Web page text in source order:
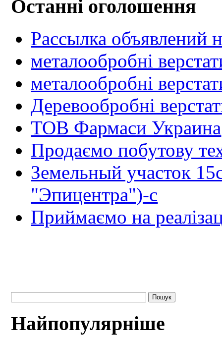
Останні оголошення
Рассылка объявлений
металообробні
металообробні
Деревообробні
ТОВ Фармаси Украина
Продаємо побутову
Земельный участок
"Эпицентра")-с
Приймаємо на
Найпопулярніше